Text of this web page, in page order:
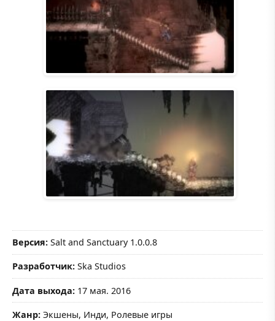
Версия: Salt and Sanctuary 1.0.0.8
Разработчик: Ska Studios
Дата выхода: 17 мая. 2016
Жанр: Экшены, Инди, Ролевые игры